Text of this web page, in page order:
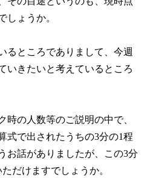
しょうか。
るところでありまして、今週
いきたいと考えているところ
時の人数等のご説明の中で、
式で出されたうちの3分の1程
お話がありましたが、この3分
だけますでしょうか。